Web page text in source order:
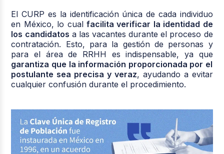
El CURP es la identificación única de cada individuo
en México, lo cual facilita verificar la identidad de
los candidatos a las vacantes durante el proceso de
contratación. Esto, para la gestión de personas y
para el área de RRHH es indispensable, ya que
garantiza que la información proporcionada por el
postulante sea precisa y veraz, ayudando a evitar
cualquier confusión durante el procedimiento.